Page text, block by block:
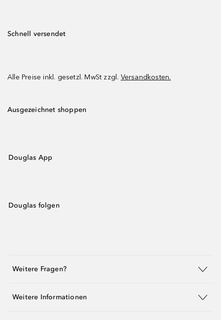
Schnell versendet
Alle Preise inkl. gesetzl. MwSt zzgl. Versandkosten.
Ausgezeichnet shoppen
Douglas App
Douglas folgen
Weitere Fragen?
Weitere Informationen